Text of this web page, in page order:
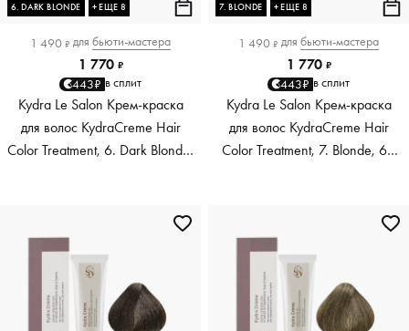
6. DARK BLONDE + ЕЩЕ 8
1 490 ₽ для бьюти-мастера
1 770 ₽
443₽ в сплит
Kydra Le Salon Крем-краска
для волос KydraCreme Hair
Color Treatment, 6. Dark Blonde,
7. BLONDE + ЕЩЕ 8
1 490 ₽ для бьюти-мастера
1 770 ₽
443₽ в сплит
Kydra Le Salon Крем-краска
для волос KydraCreme Hair
Color Treatment, 7. Blonde, 60